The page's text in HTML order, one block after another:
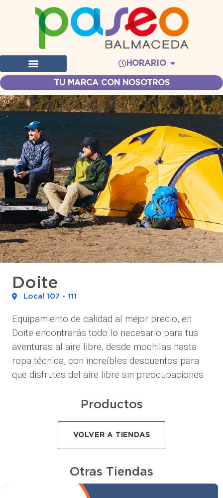
HORARIO
TU MARCA CON NOSOTROS
Doite
Local 107 - 111
Equipamiento de calidad al mejor precio, en
Doite encontrarás todo lo necesario para tus
aventuras al aire libre, desde mochilas hasta
ropa técnica, con increíbles descuentos para
que disfrutes del aire libre sin preocupaciones
Productos
VOLVER A TIENDAS
Otras Tiendas